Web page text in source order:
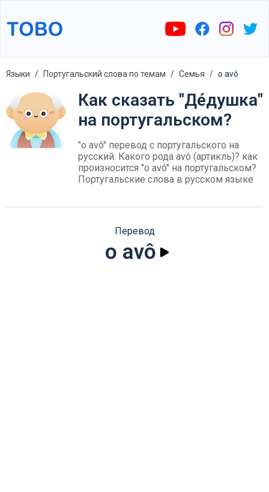
Языки Португальский слова по темам Семья o avô
Как сказать "Де́душка"
на португальском?
"o avô" перевод с португальского на
русский. Какого рода avô (артикль)? как
произносится "o avô" на португальском?
Португальские слова в русском языке
Перевод
o avô